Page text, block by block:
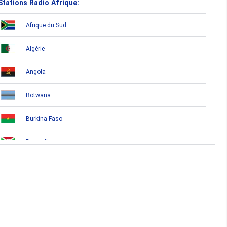
Radio Afrique:
Afrique du Sud
Algérie
Angola
Botwana
Burkina Faso
Burundi